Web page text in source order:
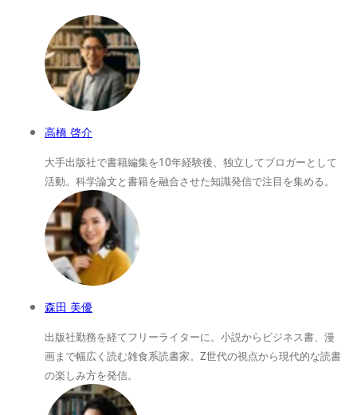
高橋 啓介
大手出版社で書籍編集を10年経験後、独立してブロガーとして
活動。科学論文と書籍を融合させた知識発信で注目を集める。
森田 美優
出版社勤務を経てフリーライターに。小説からビジネス書、漫
画まで幅広く読む雑食系読書家。Z世代の視点から現代的な読書
の楽しみ方を発信。